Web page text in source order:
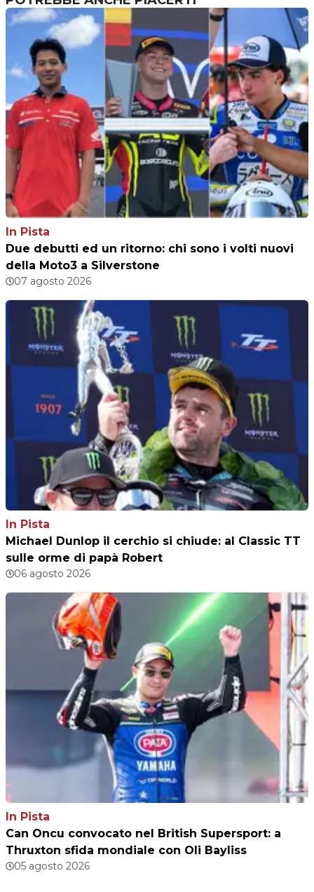
In Pista
Due debutti ed un ritorno: chi sono i volti nuovi
della Moto3 a Silverstone
07 agosto 2026
In Pista
Michael Dunlop il cerchio si chiude: al Classic TT
sulle orme di papà Robert
06 agosto 2026
In Pista
Can Oncu convocato nel British Supersport: a
Thruxton sfida mondiale con Oli Bayliss
05 agosto 2026